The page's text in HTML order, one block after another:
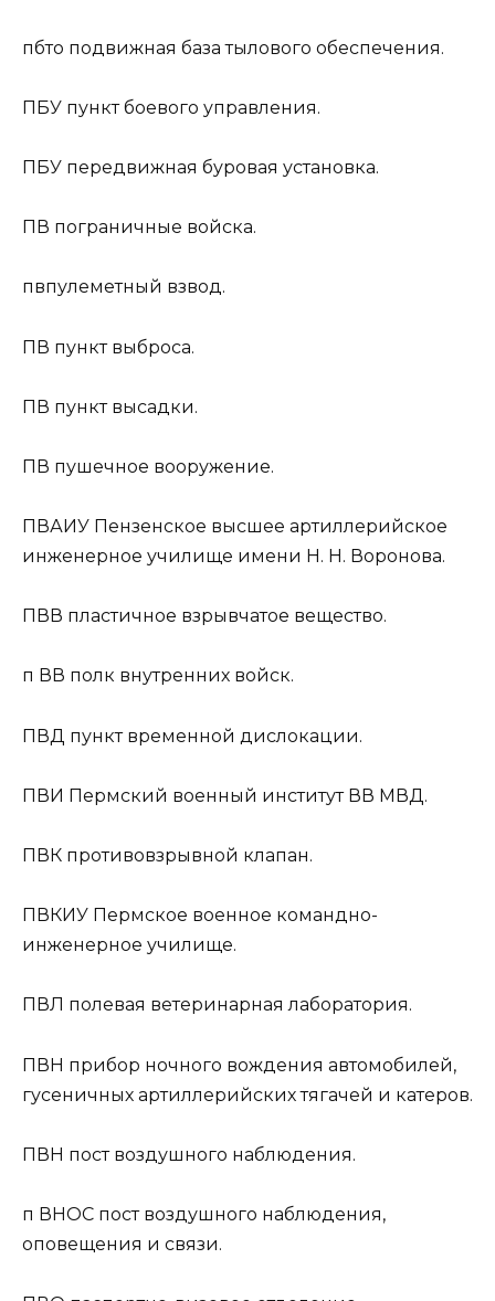
пбто подвижная база тылового обеспечения.
ПБУ пункт боевого управления.
ПБУ передвижная буровая установка.
ПВ пограничные войска.
пвпулеметный взвод.
ПВ пункт выброса.
ПВ пункт высадки.
ПВ пушечное вооружение.
ПВАИУ Пензенское высшее артиллерийское
инженерное училище имени Н. Н. Воронова.
ПВВ пластичное взрывчатое вещество.
п ВВ полк внутренних войск.
ПВД пункт временной дислокации.
ПВИ Пермский военный институт ВВ МВД.
ПВК противовзрывной клапан.
ПВКИУ Пермское военное командно-
инженерное училище.
ПВЛ полевая ветеринарная лаборатория.
ПВН прибор ночного вождения автомобилей,
гусеничных артиллерийских тягачей и катеров.
ПВН пост воздушного наблюдения.
п ВНОС пост воздушного наблюдения,
оповещения и связи.